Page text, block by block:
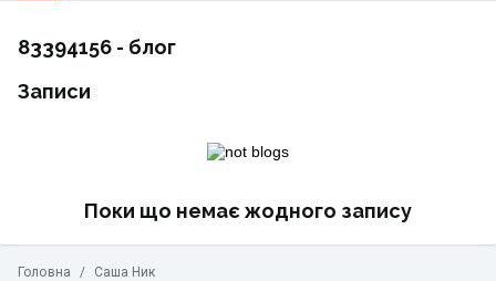
83394156 - блог
Записи
Поки що немає жодного запису
Головна / Саша Ник